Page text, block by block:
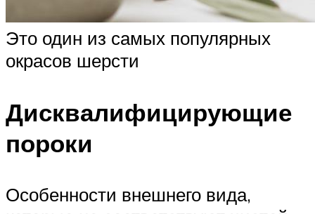
Это один из самых популярных
окрасов шерсти
Дисквалифицирующие
пороки
Особенности внешнего вида,